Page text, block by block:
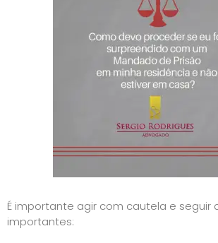
É importante agir com cautela e seguir
importantes: